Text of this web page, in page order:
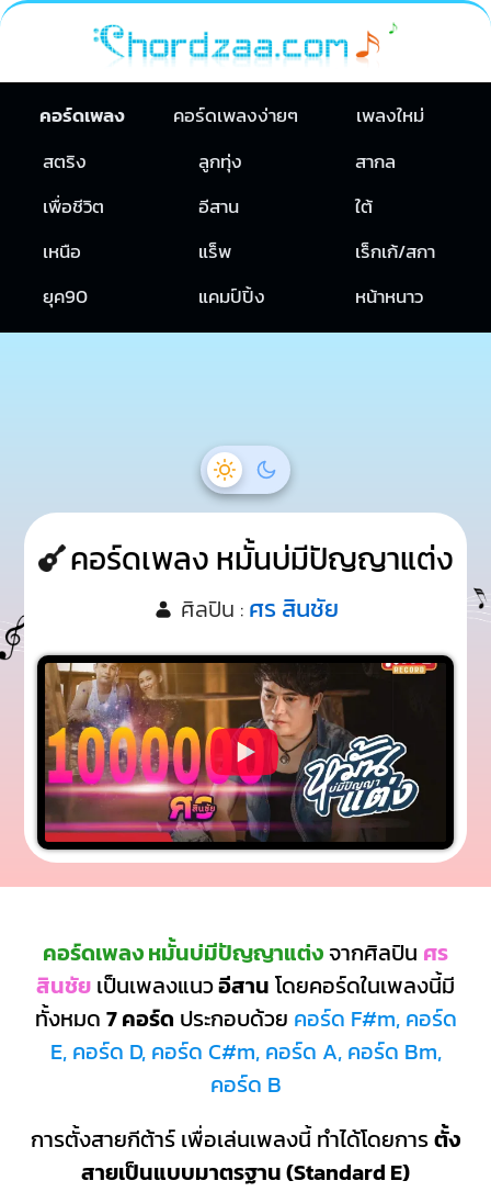
คอร์ดเพลง คอร์ดเพลงง่ายๆ
เพลงใหม่
สตริง
ลูกทุ่ง
สากล
เพื่อชีวิต
อีสาน
ใต้
เหนือ
แร็พ
เร็กเก้/สกา
ยุค90
แคมป์ปิ้ง หน้าหนาว
คอร์ดเพลง หมั้นบ่มีปัญญาแต่ง
ศิลปิน : ศร สินชัย
คอร์ดเพลง หมั้นบ่มีปัญญาแต่ง จากศิลปิน ศร
สินชัย เป็นเพลงแนวอีสาน โดยคอร์ดในเพลงนี้มี
ทั้งหมด 7 คอร์ด ประกอบด้วย คอร์ด F#m, คอร์ด
E, คอร์ด D, คอร์ด C#m, คอร์ด A, คอร์ด Bm,
คอร์ด B
การตั้งสายกีต้าร์ เพื่อเล่นเพลงนี้ ทำได้โดยการตั้ง
สายเป็นแบบมาตรฐาน (Standard E)